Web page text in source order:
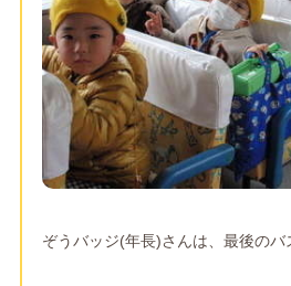
ぞうバッジ(年長)さんは、最後のバ